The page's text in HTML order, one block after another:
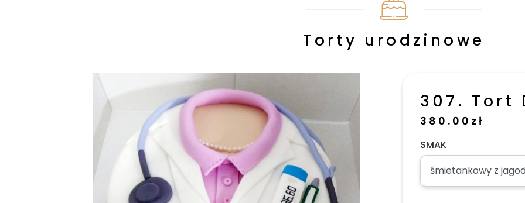
Torty urodzinowe
307. Tort
380.00 zł
SMAK